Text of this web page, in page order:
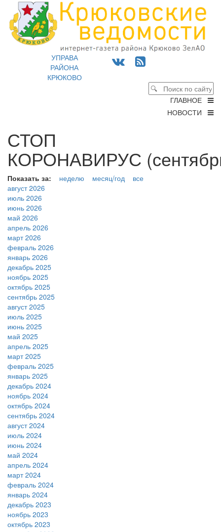
УПРАВА
РАЙОНА
КРЮКОВО
ГЛАВНОЕ
НОВОСТИ
СТОП
КОРОНАВИРУС
Показать за: неделю месяц/год
все
август 2026
июль 2026
июнь 2026
май 2026
апрель 2026
март 2026
февраль 2026
январь 2026
декабрь 2025
ноябрь 2025
октябрь 2025
сентябрь 2025
август 2025
июль 2025
июнь 2025
май 2025
апрель 2025
март 2025
февраль 2025
январь 2025
декабрь 2024
ноябрь 2024
октябрь 2024
сентябрь 2024
август 2024
июль 2024
июнь 2024
май 2024
апрель 2024
март 2024
февраль 2024
январь 2024
декабрь 2023
ноябрь 2023
октябрь 2023